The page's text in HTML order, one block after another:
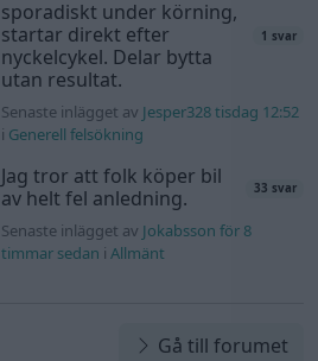
sporadiskt under körning,
startar direkt efter
nyckelcykel. Delar bytta
utan resultat.
1 svar
Senaste inlägget av Jesper328 tisdag 12:52
i Generell felsökning
Jag tror att folk köper bil
av helt fel anledning.
33 svar
Senaste inlägget av Jokabsson för 8
timmar sedan i Allmänt
Gå till forumet